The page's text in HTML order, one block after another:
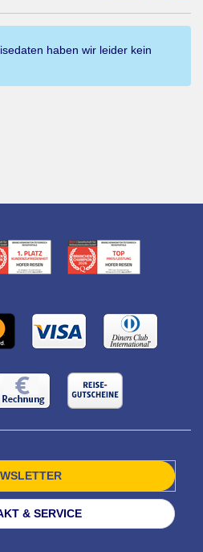
haben wir leider kein
& SERVICE